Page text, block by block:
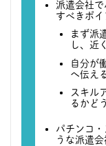
派遣会社で
すべきポイ
まず派
し、近
自分が
へ伝え
スキル
るかど
パチンコ
うな派遣会